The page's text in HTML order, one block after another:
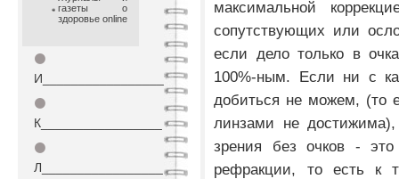
газеты о
здоровье online
⚫
И_________________
⚫
К_________________
⚫
Л_________________
максимальной
сопутствующих или
если дело только в
100%-ным. Если ни с
добиться не можем, (то
линзами не
зрения без очков - это
рефракции, то есть к